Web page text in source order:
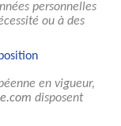
personnelles
ou à des
en vigueur,
disposent